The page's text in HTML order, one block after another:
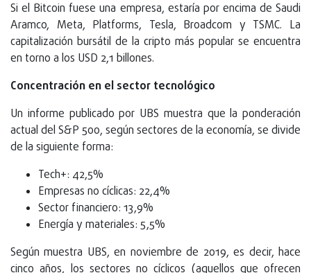
Si el Bitcoin fuese una empresa, estaría por encima de Saudi
Aramco, Meta, Platforms, Tesla, Broadcom y TSMC. La
capitalización bursátil de la cripto más popular se encuentra
en torno a los USD 2,1 billones.
Concentración en el sector tecnológico
Un informe publicado por UBS muestra que la ponderación
actual del S&P 500, según sectores de la economía, se divide
de la siguiente forma:
Tech+: 42,5%
Empresas no cíclicas: 22,4%
Sector financiero: 13,9%
Energía y materiales: 5,5%
Según muestra UBS, en noviembre de 2019, es decir, hace
cinco años, los sectores no cíclicos (aquellos que ofrecen